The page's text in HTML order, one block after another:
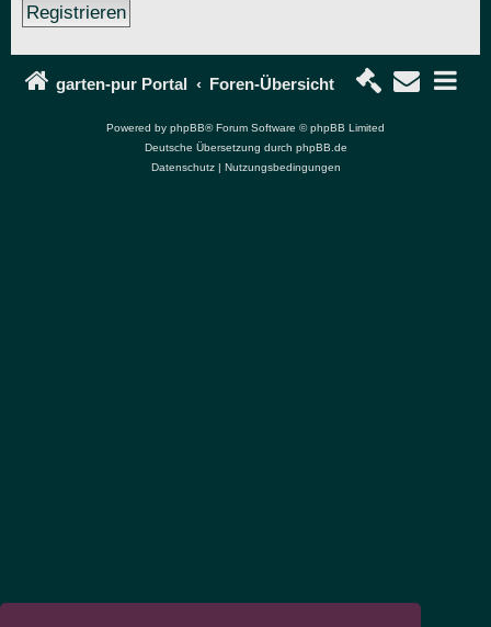
Registrieren
garten-pur Portal Foren-Übersicht
Powered by phpBB® Forum Software © phpBB Limited
Deutsche Übersetzung durch phpBB.de
Datenschutz| Nutzungsbedingungen